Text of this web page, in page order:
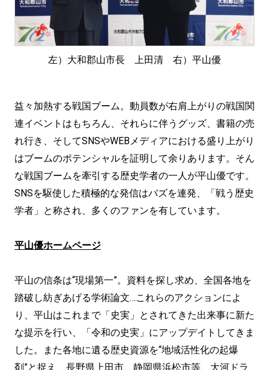
左）大和郡山市長 上田清 右）平山優
益々加熱する戦国ブーム。動員数が右肩上がりの戦国関
連イベントはもちろん、それらに伴うグッズ、書籍の売
れ行き、そしてSNSやWEBメディアにおける盛り上がり
はブームのポテンシャルを証明して余りあります。そん
な戦国ブームを牽引する歴史学者の一人が平山優です。
SNSを駆使した積極的な発信はバズを連発、「戦う歴史
学者」と称され、多くのファンを有しています。
平山優ホームページ
平山の信条は“現場第一”。資料を探し求め、全国各地を
踏破し紡ぎあげる学術論文…これらのアクションによ
り、平山はこれまで「史実」とされてきた出来事に新た
な提示を行い、「令和の史実」にアップデイトしてきま
した。また各地に遺る歴史資源を“地域活性化の起爆
剤”と捉え、長野県上田市、静岡県浜松市等、大河ドラ